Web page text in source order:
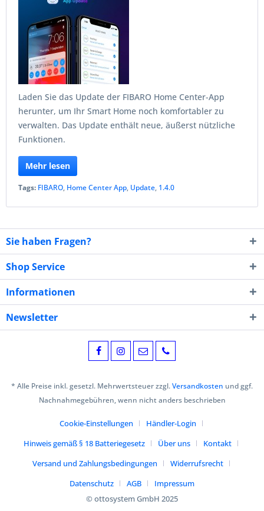
Laden Sie das Update der FIBARO Home Center-App
herunter, um Ihr Smart Home noch komfortabler zu
verwalten. Das Update enthält neue, äußerst nützliche
Funktionen.
Mehr lesen
Tags: FIBARO, Home Center App, Update, 1.4.0
Sie haben Fragen?
Shop Service
Informationen
Newsletter
* Alle Preise inkl. gesetzl. Mehrwertsteuer zzgl.Versandkosten und ggf.
Nachnahmegebühren, wenn nicht anders beschrieben
Cookie-Einstellungen
Händler-Login
Hinweis gemäß § 18 Batteriegesetz
Über uns
Kontakt
Versand und Zahlungsbedingungen
Widerrufsrecht
Datenschutz
AGB
Impressum
© ottosystem GmbH 2025